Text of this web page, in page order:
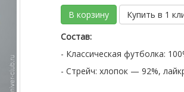
В корзину
Купить в 1
Состав:
- Классическая футболка:
- Стрейч: хлопок — 92%,